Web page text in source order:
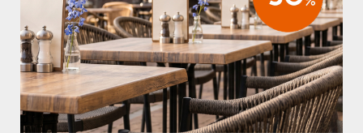
OPTIES SELECTEREN TOEVOEGEN AAN OFFERTE